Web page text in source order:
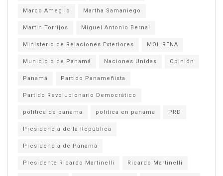
Marco Ameglio Martha Samaniego
Martin Torrijos Miguel Antonio Bernal
Ministerio de Relaciones Exteriores MOLIRENA
Municipio de Panamá Naciones Unidas Opinión
Panamá Partido Panameñista
Partido Revolucionario Democrático
politica de panama politica en panama PRD
Presidencia de la República
Presidencia de Panamá
Presidente Ricardo Martinelli Ricardo Martinelli